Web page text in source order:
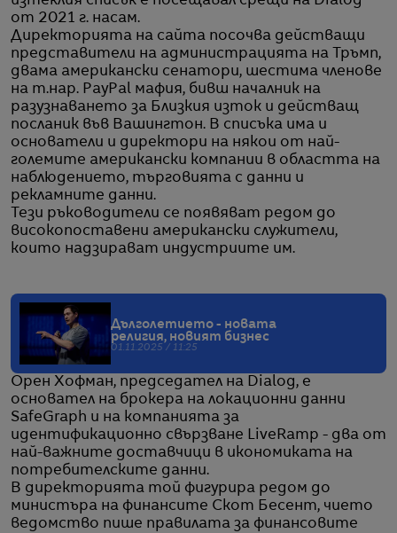
от 2021 г. насам.
Директорията на сайта посочва действащи
представители на администрацията на Тръмп,
двама американски сенатори, шестима членове
на т.нар. PayPal мафия, бивш началник на
разузнаването за Близкия изток и действащ
посланик във Вашингтон. В списъка има и
основатели и директори на някои от най-
големите американски компании в областта на
наблюдението, търговията с данни и
рекламните данни.
Тези ръководители се появяват редом до
високопоставени американски служители,
които надзирават индустриите им.
Дълголетието - новата
религия, новият бизнес
01.11.2025 / 11:25
Орен Хофман, председател на Dialog, е
основател на брокера на локационни данни
SafeGraph и на компанията за
идентификационно свързване LiveRamp - два от
най-важните доставчици в икономиката на
потребителските данни.
В директорията той фигурира редом до
министъра на финансите Скот Бесент, чието
ведомство пише правилата за финансовите